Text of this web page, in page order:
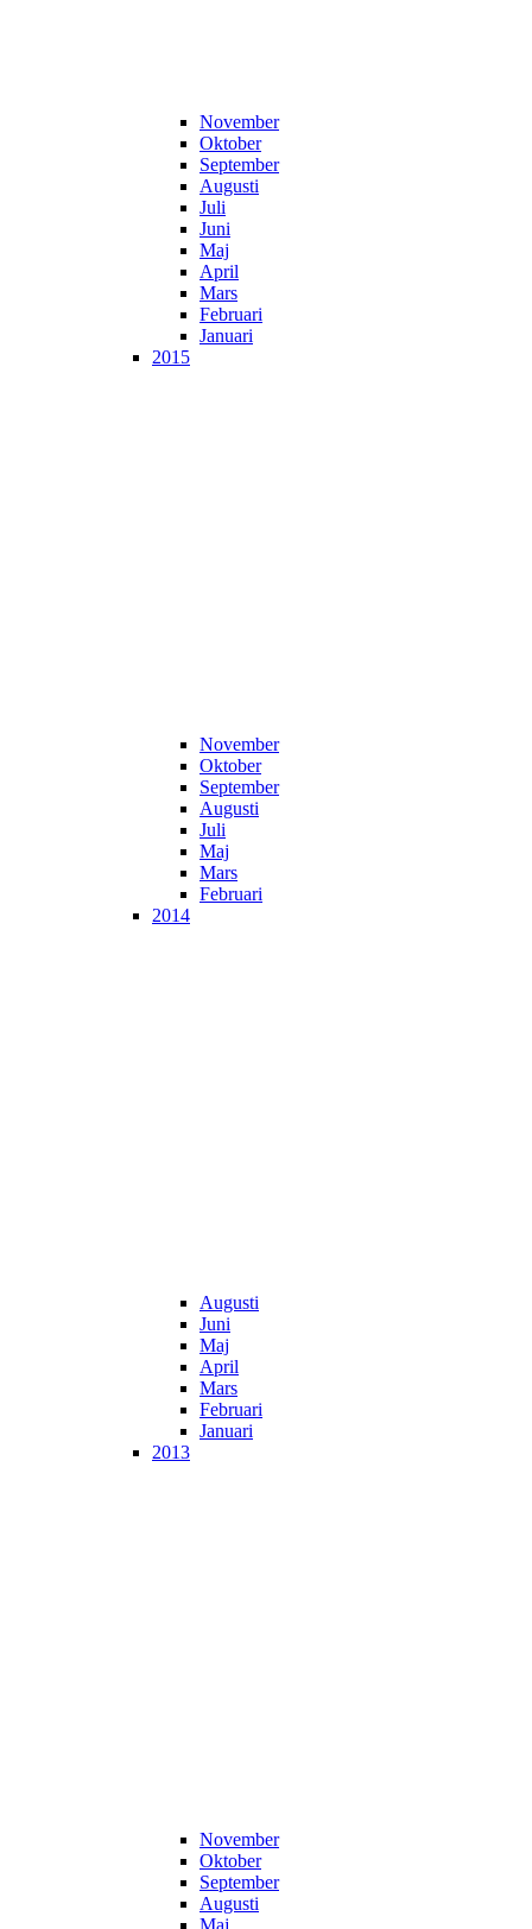
November
Oktober
September
Augusti
Juli
Juni
Maj
April
Mars
Februari
Januari
2015
November
Oktober
September
Augusti
Juli
Maj
Mars
Februari
2014
Augusti
Juni
Maj
April
Mars
Februari
Januari
2013
November
Oktober
September
Augusti
Maj